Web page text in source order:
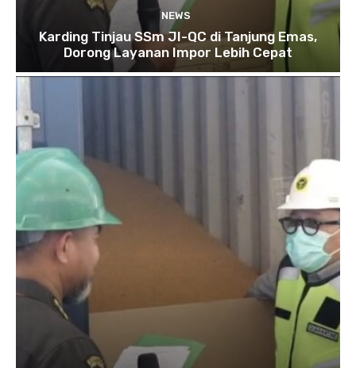
NEWS
Karding Tinjau SSm JI-QC di Tanjung Emas,
Dorong Layanan Impor Lebih Cepat